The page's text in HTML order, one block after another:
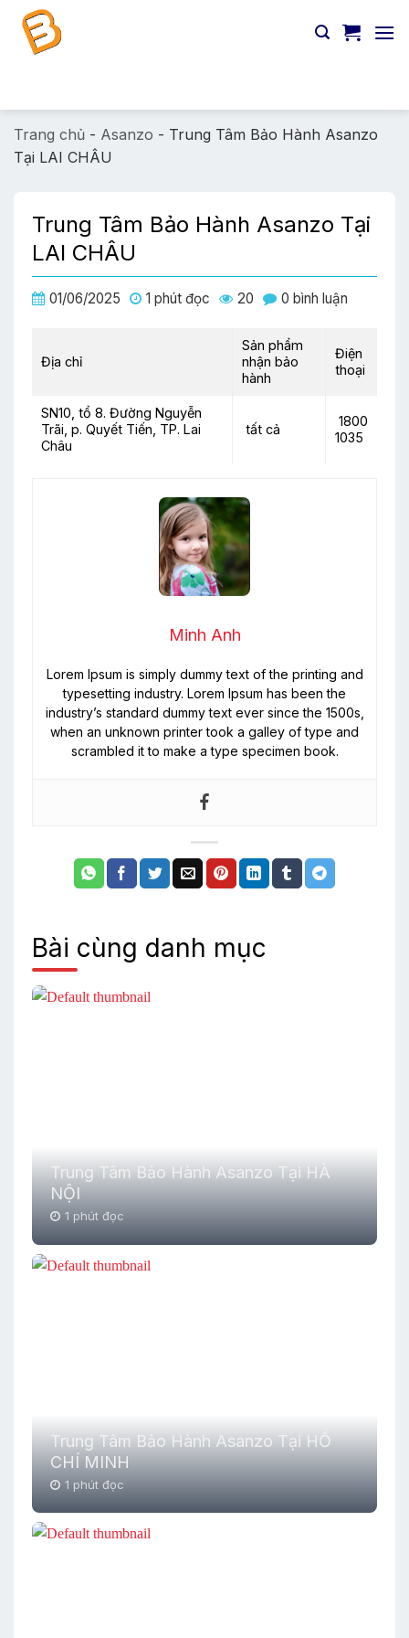
Chuyển
đến
Trang chủ - Asanzo - Trung Tâm Bảo Hành Asanzo
Tại LAI CHÂU
Trung Tâm Bảo Hành Asanzo Tại
LAI CHÂU
01/06/2025 1 phút đọc 20 0 bình luận
Địa chỉ
Sản phẩm
nhận bảo
hành
Điện
thoại
SN10, tổ 8. Đường Nguyễn
Trãi, p. Quyết Tiến, TP. Lai
Châu
tất cả
1800
1035
Minh Anh
Lorem Ipsum is simply dummy text of the printing and
typesetting industry. Lorem Ipsum has been the
industry’s standard dummy text ever since the 1500s,
when an unknown printer took a galley of type and
scrambled it to make a type specimen book.
Bài cùng danh mục
Trung Tâm Bảo Hành Asanzo Tại HÀ
NỘI
1 phút đọc
Trung Tâm Bảo Hành Asanzo Tại HỒ
CHÍ MINH
1 phút đọc